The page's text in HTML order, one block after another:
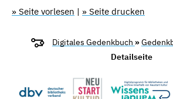
» Seite vorlesen | » Seite drucken
Digitales Gedenkbuch »
Detailseite